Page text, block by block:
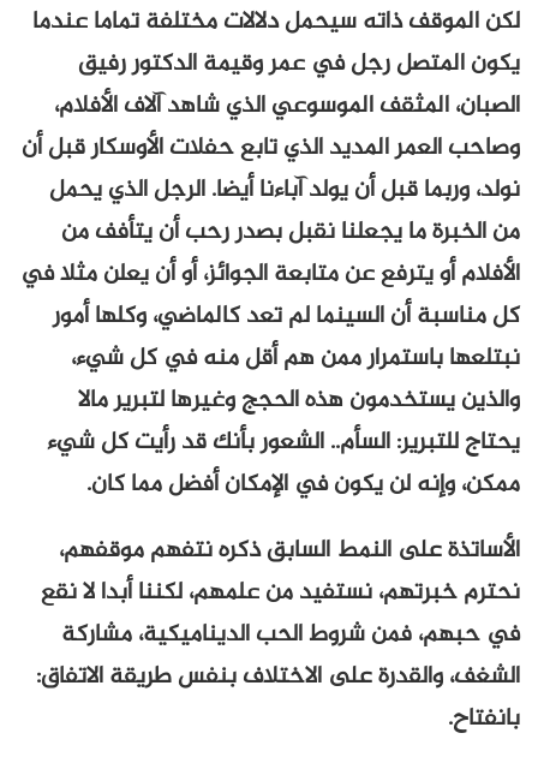
لكن الموقف ذاته سيحمل دلالات مختلفة تماما عندما
يكون المتصل رجل في عمر وقيمة الدكتور رفيق
الصبان، المثقف الموسوعي الذي شاهد آلاف الأفلام،
وصاحب العمر المديد الذي تابع حفلات الأوسكار قبل أن
نولد، وربما قبل أن يولد آباءنا أيضا. الرجل الذي يحمل
من الخبرة ما يجعلنا نقبل بصدر رحب أن يتأفف من
الأفلام أو يترفع عن متابعة الجوائز، أو أن يعلن مثلا في
كل مناسبة أن السينما لم تعد كالماضي، وكلها أمور
نبتلعها باستمرار ممن هم أقل منه في كل شيء،
والذين يستخدمون هذه الحجج وغيرها لتبرير مالا
يحتاج للتبرير: السأم.. الشعور بأنك قد رأيت كل شيء
ممكن، وإنه لن يكون في الإمكان أفضل مما كان.
الأساتذة على النمط السابق ذكره نتفهم موقفهم،
نحترم خبرتهم، نستفيد من علمهم، لكننا أبدا لا نقع
في حبهم، فمن شروط الحب الديناميكية، مشاركة
الشغف، والقدرة على الاختلاف بنفس طريقة الاتفاق:
بانفتاح.